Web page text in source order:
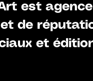
est
de
et